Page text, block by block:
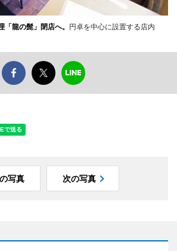
龍の髭」閉店へ。 円卓を中心に設置する店内
写真 次の写真